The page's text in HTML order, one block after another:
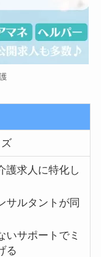
護求人に特化し
サルタントが同
いサポートでミ
る